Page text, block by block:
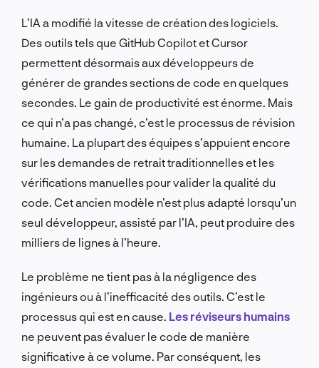
L’IA a modifié la vitesse de création des logiciels.
Des outils tels que GitHub Copilot et Cursor
permettent désormais aux développeurs de
générer de grandes sections de code en quelques
secondes. Le gain de productivité est énorme. Mais
ce qui n’a pas changé, c’est le processus de révision
humaine. La plupart des équipes s’appuient encore
sur les demandes de retrait traditionnelles et les
vérifications manuelles pour valider la qualité du
code. Cet ancien modèle n’est plus adapté lorsqu’un
seul développeur, assisté par l’IA, peut produire des
milliers de lignes à l’heure.
Le problème ne tient pas à la négligence des
ingénieurs ou à l’inefficacité des outils. C’est le
processus qui est en cause. Les réviseurs humains
ne peuvent pas évaluer le code de manière
significative à ce volume. Par conséquent, les